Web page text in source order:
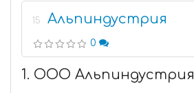
15 Альпиндустрия
0
1. ООО Альпиндустрия